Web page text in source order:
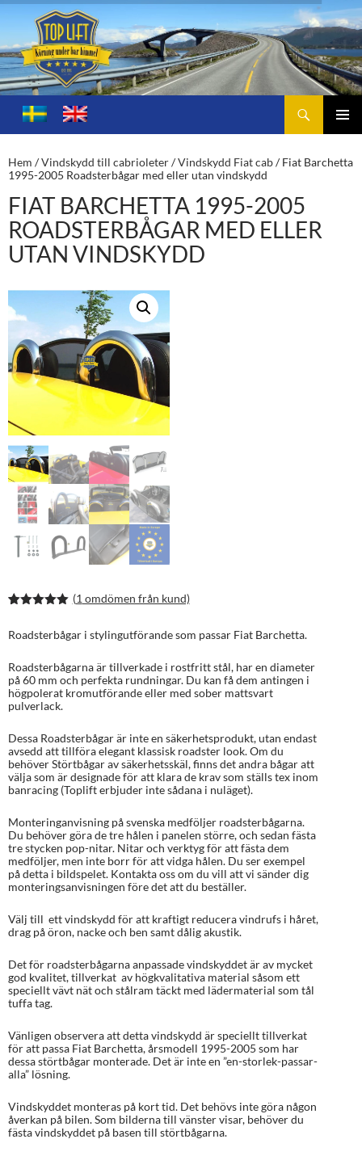
Toplift.se – för körning under bar himmel
HOPPA
TILL
Hem /Vindskydd till cabrioleter/Vindskydd Fiat cab/ Fiat Barchetta
1995-2005 Roadsterbågar med eller utan vindskydd
FIAT BARCHETTA 1995-2005
ROADSTERBÅGAR MED ELLER
UTAN VINDSKYDD
baserat på
ioner
(1 omdömen från kund)
Roadsterbågar i stylingutförande som passar Fiat Barchetta.
Roadsterbågarna är tillverkade i rostfritt stål, har en diameter
på 60 mm och perfekta rundningar. Du kan få dem antingen i
högpolerat kromutförande eller med sober mattsvart
pulverlack.
Dessa Roadsterbågar är inte en säkerhetsprodukt, utan endast
avsedd att tillföra elegant klassisk roadster look. Om du
behöver Störtbågar av säkerhetsskäl, finns det andra bågar att
välja som är designade för att klara de krav som ställs tex inom
banracing (Toplift erbjuder inte sådana i nuläget).
Monteringanvisning på svenska medföljer roadsterbågarna.
Du behöver göra de tre hålen i panelen större, och sedan fästa
tre stycken pop-nitar. Nitar och verktyg för att fästa dem
medföljer, men inte borr för att vidga hålen. Du ser exempel
på detta i bildspelet. Kontakta oss om du vill att vi sänder dig
monteringsanvisningen före det att du beställer.
Välj till ett vindskydd för att kraftigt reducera vindrufs i håret,
drag på öron, nacke och ben samt dålig akustik.
Det för roadsterbågarna anpassade vindskyddet är av mycket
god kvalitet, tillverkat av högkvalitativa material såsom ett
speciellt vävt nät och stålram täckt med lädermaterial som tål
tuffa tag.
Vänligen observera att detta vindskydd är speciellt tillverkat
för att passa Fiat Barchetta, årsmodell 1995-2005 som har
dessa störtbågar monterade. Det är inte en ”en-storlek-passar-
alla” lösning.
Vindskyddet monteras på kort tid. Det behövs inte göra någon
åverkan på bilen. Som bilderna till vänster visar, behöver du
fästa vindskyddet på basen till störtbågarna.